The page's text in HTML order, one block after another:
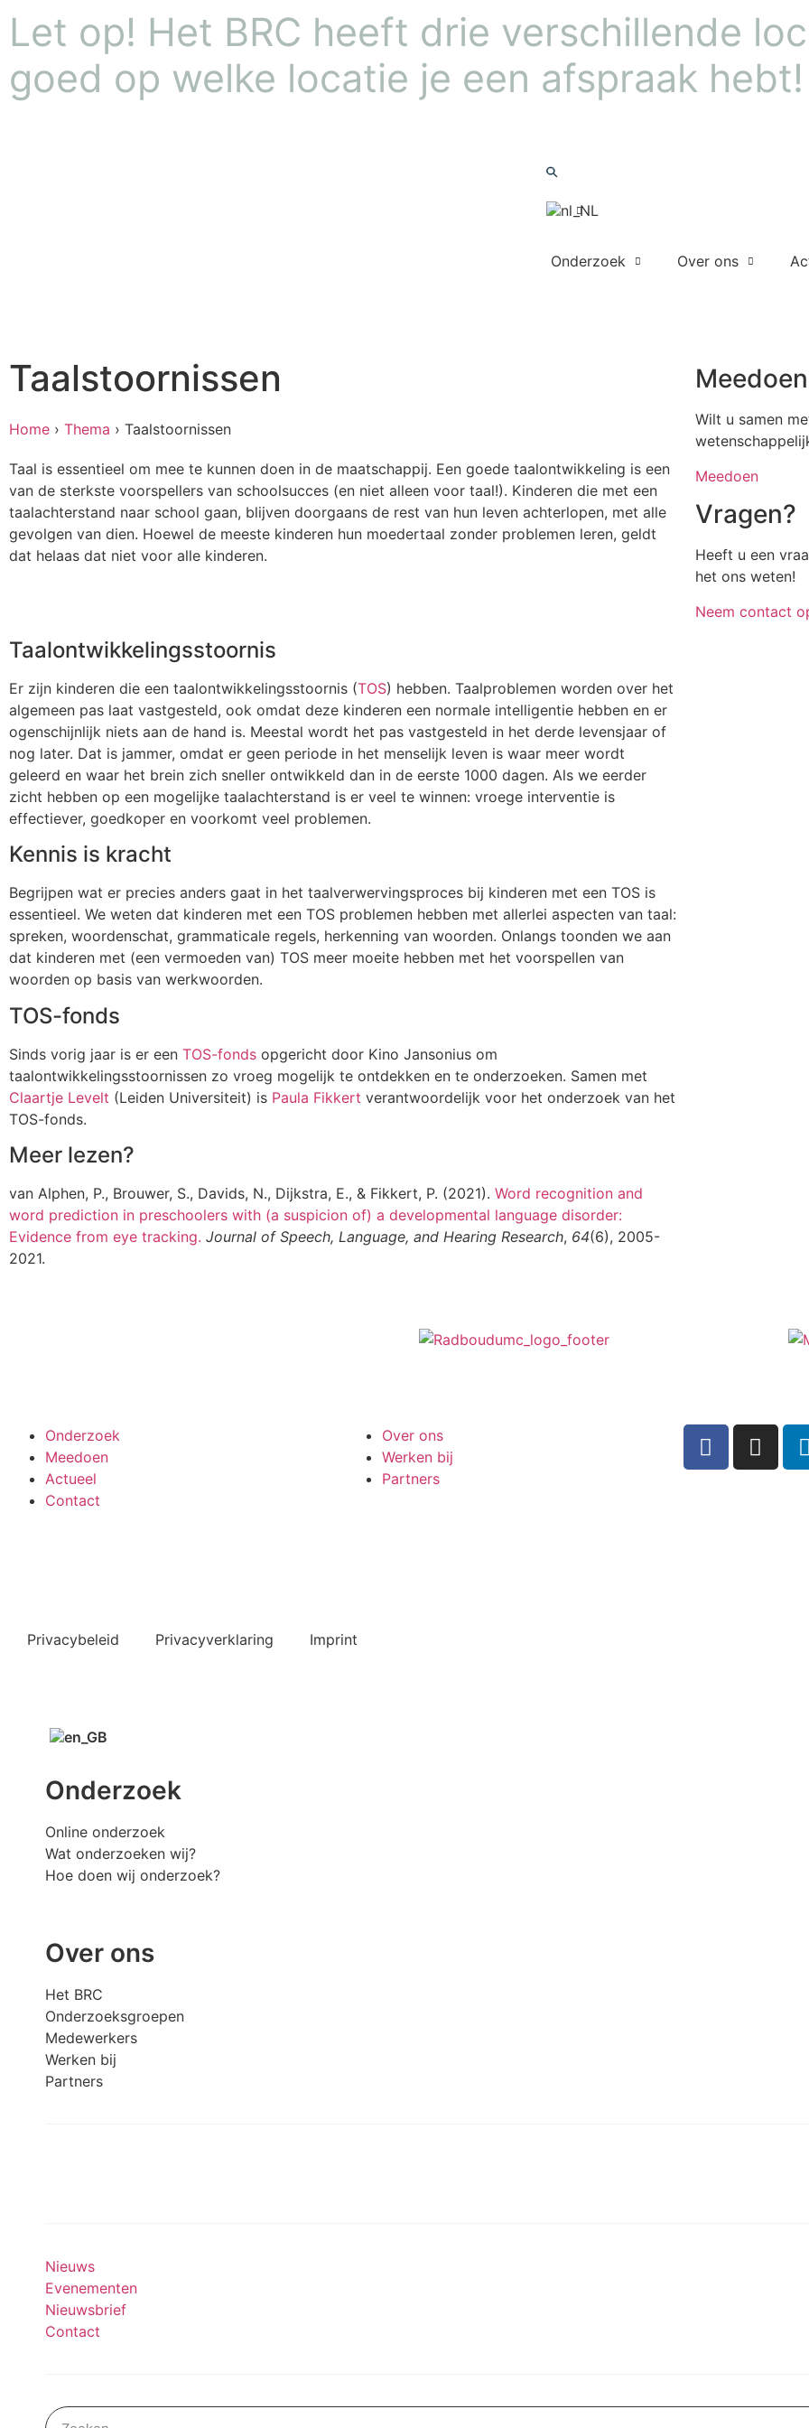
Let op! Het BRC heeft drie verschillende
goed op welke locatie je een afspraak hebt!
Onderzoek Over ons
Taalstoornissen
Home › Thema › Taalstoornissen
Taal is essentieel om mee te kunnen doen in de maatschappij. Een goede taalontwikkeling is een
van de sterkste voorspellers van schoolsucces (en niet alleen voor taal!). Kinderen die met een
taalachterstand naar school gaan, blijven doorgaans de rest van hun leven achterlopen, met alle
gevolgen van dien. Hoewel de meeste kinderen hun moedertaal zonder problemen leren, geldt
dat helaas dat niet voor alle kinderen.
Taalontwikkelingsstoornis
Er zijn kinderen die een taalontwikkelingsstoornis (TOS) hebben. Taalproblemen worden over het
algemeen pas laat vastgesteld, ook omdat deze kinderen een normale intelligentie hebben en er
ogenschijnlijk niets aan de hand is. Meestal wordt het pas vastgesteld in het derde levensjaar of
nog later. Dat is jammer, omdat er geen periode in het menselijk leven is waar meer wordt
geleerd en waar het brein zich sneller ontwikkeld dan in de eerste 1000 dagen. Als we eerder
zicht hebben op een mogelijke taalachterstand is er veel te winnen: vroege interventie is
effectiever, goedkoper en voorkomt veel problemen.
Kennis is kracht
Begrijpen wat er precies anders gaat in het taalverwervingsproces bij kinderen met een TOS is
essentieel. We weten dat kinderen met een TOS problemen hebben met allerlei aspecten van taal:
spreken, woordenschat, grammaticale regels, herkenning van woorden. Onlangs toonden we aan
dat kinderen met (een vermoeden van) TOS meer moeite hebben met het voorspellen van
woorden op basis van werkwoorden.
TOS-fonds
Sinds vorig jaar is er een TOS-fonds opgericht door Kino Jansonius om
taalontwikkelingsstoornissen zo vroeg mogelijk te ontdekken en te onderzoeken. Samen met
Claartje Levelt (Leiden Universiteit) is Paula Fikkert verantwoordelijk voor het onderzoek van het
TOS-fonds.
Meer lezen?
van Alphen, P., Brouwer, S., Davids, N., Dijkstra, E., & Fikkert, P. (2021). Word recognition and
word prediction in preschoolers with (a suspicion of) a developmental language disorder:
Evidence from eye tracking. Journal of Speech, Language, and Hearing Research, 64(6), 2005-
2021.
Wilt u samen
Meedoen
Vragen?
Heeft u een
het ons weten!
Neem contact
Onderzoek
Meedoen
Actueel
Contact
Over ons
Werken bij
Partners
Privacybeleid Privacyverklaring Imprint
Onderzoek
Online onderzoek
Wat onderzoeken wij?
Hoe doen wij onderzoek?
Over ons
Het BRC
Onderzoeksgroepen
Medewerkers
Werken bij
Partners
Nieuws
Evenementen
Nieuwsbrief
Contact